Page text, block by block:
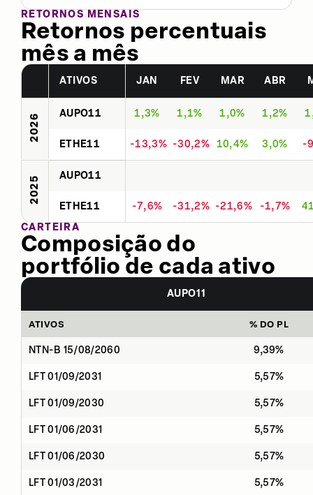
RETORNOS MENSAIS
Retornos percentuais
mês a mês
ATIVOS JAN FEV MAR ABR
2026 AUPO11 1,3% 1,1% 1,0% 1,2%
ETHE11 -13,3% -30,2% 10,4% 3,0% -
2025 AUPO11
ETHE11 -7,6% -31,2% -21,6% -1,7%
CARTEIRA
Composição do
portfólio de cada ativo
AUPO11
ATIVOS % DO PL
NTN-B 15/08/2060 9,39%
LFT 01/09/2031 5,57%
LFT 01/09/2030 5,57%
LFT 01/06/2031 5,57%
LFT 01/06/2030 5,57%
LFT 01/03/2031 5,57%